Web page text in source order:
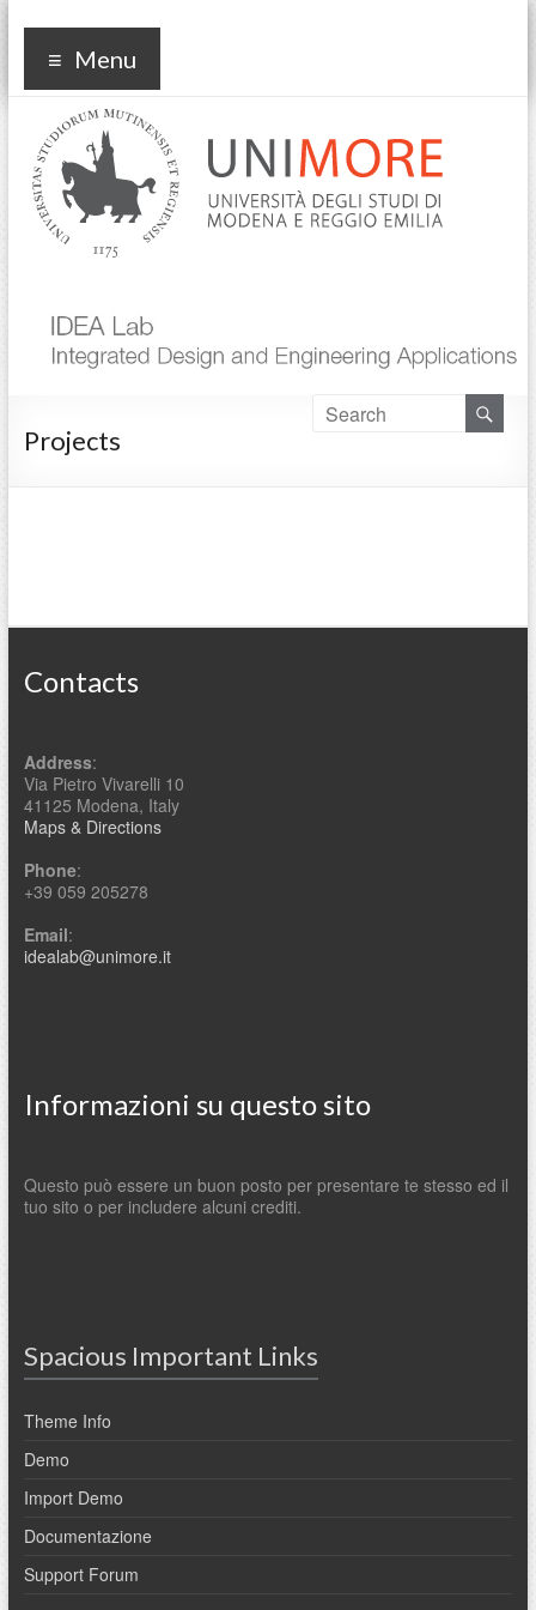
IdeaLab
Menu
Projects
Contacts
Address:
Via Pietro Vivarelli 10
41125 Modena, Italy
Maps & Directions
Phone:
+39 059 205278
Email:
idealab@unimore.it
Informazioni su questo sito
Questo può essere un buon posto per presentare te stesso ed il
tuo sito o per includere alcuni crediti.
Spacious Important Links
Theme Info
Demo
Import Demo
Documentazione
Support Forum